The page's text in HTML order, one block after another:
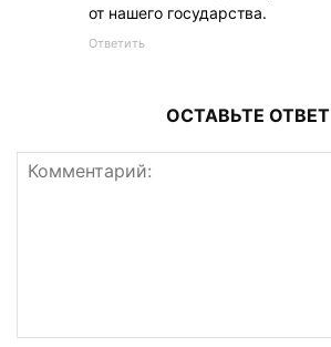
от нашего государства.
Ответить
ОСТАВЬТЕ ОТВЕТ